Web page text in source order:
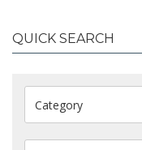
QUICK SEARCH
Category